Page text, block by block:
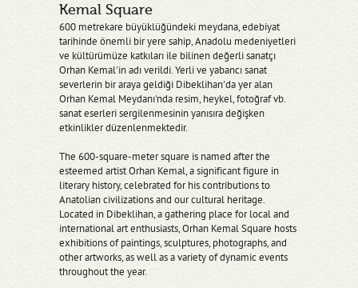
Kemal Square
600 metrekare büyüklüğündeki meydana, edebiyat
tarihinde önemli bir yere sahip, Anadolu medeniyetleri
ve kültürümüze katkıları ile bilinen değerli sanatçı
Orhan Kemal'in adı verildi. Yerli ve yabancı sanat
severlerin bir araya geldiği Dibeklihan'da yer alan
Orhan Kemal Meydanı'nda resim, heykel, fotoğraf vb.
sanat eserleri sergilenmesinin yanısıra değişken
etkinlikler düzenlenmektedir.
The 600-square-meter square is named after the
esteemed artist Orhan Kemal, a significant figure in
literary history, celebrated for his contributions to
Anatolian civilizations and our cultural heritage.
Located in Dibeklihan, a gathering place for local and
international art enthusiasts, Orhan Kemal Square hosts
exhibitions of paintings, sculptures, photographs, and
other artworks, as well as a variety of dynamic events
throughout the year.